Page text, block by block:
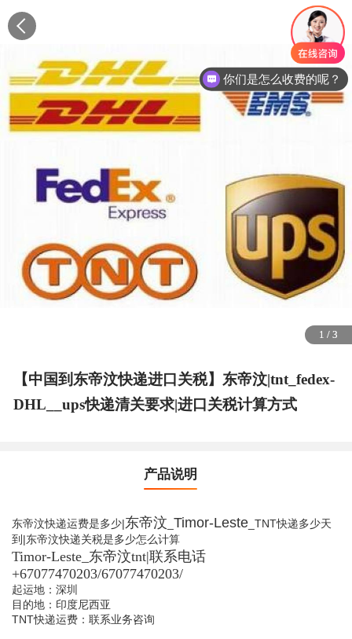
1 /3
1 /3
1 /3
【中国到东帝汶快递进口关税】东帝汶|tnt_fedex-
DHL__ups快递清关要求|进口关税计算方式
产品说明
东帝汶快递运费是多少|东帝汶 Timor-Leste_TNT快递多少天
到|东帝汶快递关税是多少怎么计算
Timor-Leste_东帝汶tnt|联系电话
+67077470203/67077470203/
起运地：深圳
目的地：印度尼西亚
TNT快递运费：联系业务咨询
你们是怎么收费的呢？